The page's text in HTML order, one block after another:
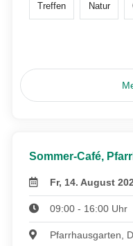
Treffen Natur
Sommer-Café,
Fr, 14. August
09:00 - 16:00 Uhr
Pfarrhausgarten,